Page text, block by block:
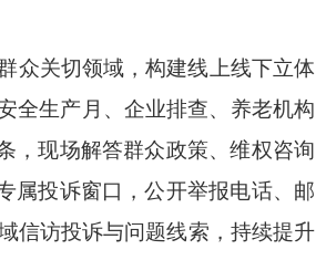
众关切领域，构建线上线下立体
全生产月、企业排查、养老机构
，现场解答群众政策、维权咨询
属投诉窗口，公开举报电话、邮
信访投诉与问题线索，持续提升